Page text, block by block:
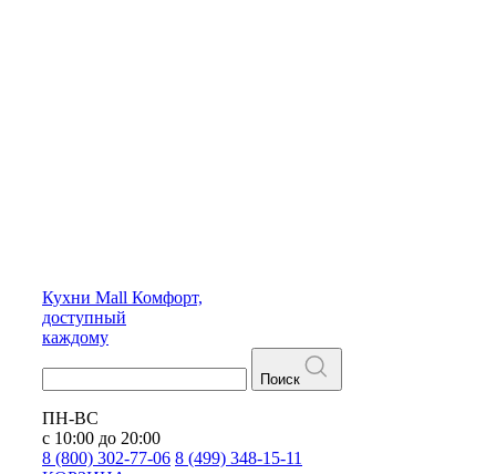
Кухни Mall Комфорт,
доступный
каждому
Поиск
ПН-ВС
с 10:00 до 20:00
8 (800) 302-77-06 8 (499) 348-15-11